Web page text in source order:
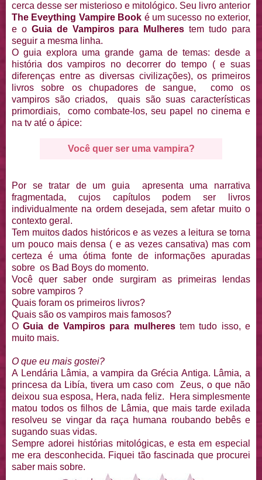
cerca desse ser misterioso e mitológico. Seu livro anterior
The Eveything Vampire Book é um sucesso no exterior,
e o Guia de Vampiros para Mulheres tem tudo para
seguir a mesma linha.
O guia explora uma grande gama de temas: desde a
história dos vampiros no decorrer do tempo ( e suas
diferenças entre as diversas civilizações), os primeiros
livros sobre os chupadores de sangue, como os
vampiros são criados, quais são suas características
primordiais, como combate-los, seu papel no cinema e
na tv até o ápice:
Você quer ser uma vampira?
Por se tratar de um guia apresenta uma narrativa
fragmentada, cujos capítulos podem ser livros
individualmente na ordem desejada, sem afetar muito o
contexto geral.
Tem muitos dados históricos e as vezes a leitura se torna
um pouco mais densa ( e as vezes cansativa) mas com
certeza é uma ótima fonte de informações apuradas
sobre os Bad Boys do momento.
Você quer saber onde surgiram as primeiras lendas
sobre vampiros ?
Quais foram os primeiros livros?
Quais são os vampiros mais famosos?
OGuia de Vampiros para mulherestem tudo isso, e
muito mais.
O que eu mais gostei?
A Lendária Lâmia, a vampira da Grécia Antiga. Lâmia, a
princesa da Libía, tivera um caso com Zeus, o que não
deixou sua esposa, Hera, nada feliz. Hera simplesmente
matou todos os filhos de Lâmia, que mais tarde exilada
resolveu se vingar da raça humana roubando bebês e
sugando suas vidas.
Sempre adorei histórias mitológicas, e esta em especial
me era desconhecida. Fiquei tão fascinada que procurei
saber mais sobre.